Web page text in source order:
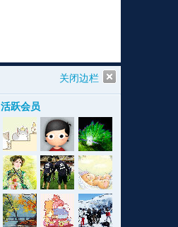
认
风
格
l
u
e
r
a
y
r
o
w
i
n
k
r
e
e
u 坛
风
格
大
镜
版
坛
办
公
机
关闭边栏
活跃会员